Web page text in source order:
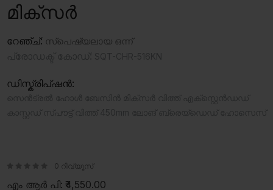
മിക്സർ
റേഞ്ച്: സ്‍പെഷ്യലായ ഒന്ന്
ഡിസ്ക്രിപ്ഷൻ:
0 റിവ്യൂസ്
എം ആർ പി: ₹4,550.00